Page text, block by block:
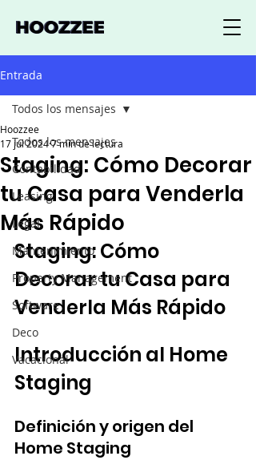
Entrada
Todos los mensajes
Contabilidad
Leasing
Legal
Mantenimiento
Property Management
Software
Deco
Vacacional
Todos los mensajes
Staging: Cómo Decorar
tu Casa para Venderla
Más Rápido
Hoozzee
17 jul 20247 min de lectura
Staging: Cómo
Decorar tu Casa para
Venderla Más Rápido
Introducción al Home
Staging
Definición y origen del
Home Staging